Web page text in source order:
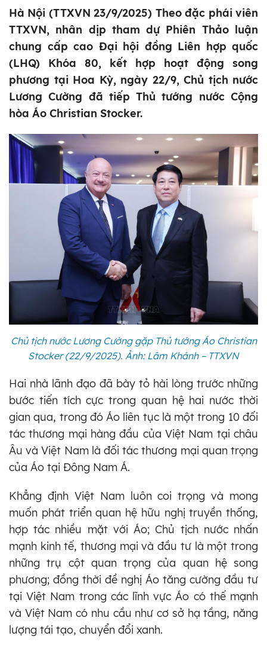
Hà Nội (TTXVN 23/9/2025) Theo đặc phái viên
TTXVN, nhân dịp tham dự Phiên Thảo luận
chung cấp cao Đại hội đồng Liên hợp quốc
(LHQ) Khóa 80, kết hợp hoạt động song
phương tại Hoa Kỳ, ngày 22/9, Chủ tịch nước
Lương Cường đã tiếp Thủ tướng nước Cộng
hòa Áo Christian Stocker.
Chủ tịch nước Lương Cường gặp Thủ tướng Áo Christian
Stocker (22/9/2025). Ảnh: Lâm Khánh – TTXVN
Hai nhà lãnh đạo đã bày tỏ hài lòng trước những
bước tiến tích cực trong quan hệ hai nước thời
gian qua, trong đó Áo liên tục là một trong 10 đối
tác thương mại hàng đầu của Việt Nam tại châu
Âu và Việt Nam là đối tác thương mại quan trọng
của Áo tại Đông Nam Á.
Khẳng định Việt Nam luôn coi trọng và mong
muốn phát triển quan hệ hữu nghị truyền thống,
hợp tác nhiều mặt với Áo; Chủ tịch nước nhấn
mạnh kinh tế, thương mại và đầu tư là một trong
những trụ cột quan trọng của quan hệ song
phương; đồng thời đề nghị Áo tăng cường đầu tư
tại Việt Nam trong các lĩnh vực Áo có thế mạnh
và Việt Nam có nhu cầu như cơ sở hạ tầng, năng
lượng tái tạo, chuyển đổi xanh.